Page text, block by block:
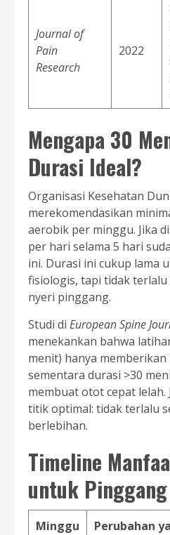
Journal of
Pain
Research
2022
Mengapa 30
Durasi Ideal?
Organisasi Kesehatan
merekomendasikan
aerobik per minggu. Jika
per hari selama 5 hari
ini. Durasi ini cukup lama
fisiologis, tapi tidak
nyeri pinggang.
Studi di European Spine
menekankan bahwa
menit) hanya
sementara durasi >30
membuat otot cepat lelah.
titik optimal: tidak terlalu
berlebihan.
Timeline
untuk Pinggang
Minggu Perubahan